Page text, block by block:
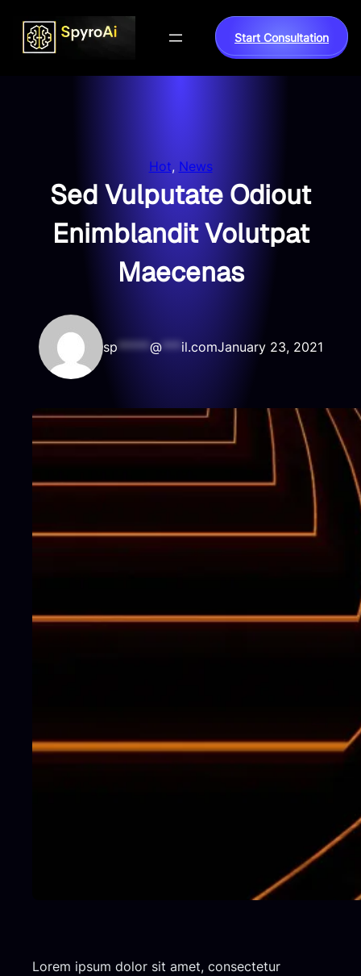
content
Start Consultation
Hot, News
Sed Vulputate Odiout
Enimblandit Volutpat
Maecenas
sp ***** @*** il.comJanuary 23, 2021
Lorem ipsum dolor sit amet, consectetur